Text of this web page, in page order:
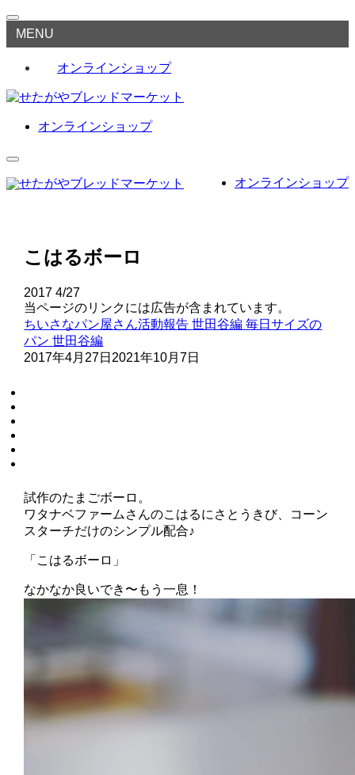
MENU
オンラインショップ
オンラインショップ
オンラインショップ
こはるボーロ
2017 4/27
当ページのリンクには広告が含まれています。
ちいさなパン屋さん活動報告世田谷編毎日サイズの
パン世田谷編
2017年4月27日 2021年10月7日
試作のたまごボーロ。
ワタナベファームさんのこはるにさとうきび、コーン
スターチだけのシンプル配合♪
「こはるボーロ」
なかなか良いでき〜もう一息！